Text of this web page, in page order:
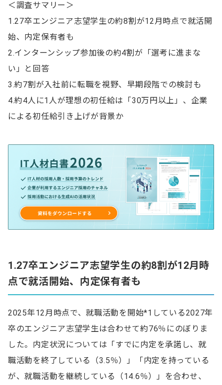
＜調査サマリー＞
1.27卒エンジニア志望学生の約8割が12月時点で就活開
始、内定保有者も
2.インターンシップ参加後の約4割が「選考に進まな
い」と回答
3.約7割が入社前に転職を視野、早期段階での検討も
4.約4人に1人が理想の初任給は「30万円以上」、企業
による初任給引き上げが背景か
1.27卒エンジニア志望学生の約8割が12月時
点で就活開始、内定保有者も
2025年12月時点で、就職活動を開始*1している2027年
卒のエンジニア志望学生は合わせて約76％にのぼりま
した。内定状況については「すでに内定を承諾し、就
職活動を終了している（3.5％）」「内定を持っている
が、就職活動を継続している（14.6％）」を合わせ、